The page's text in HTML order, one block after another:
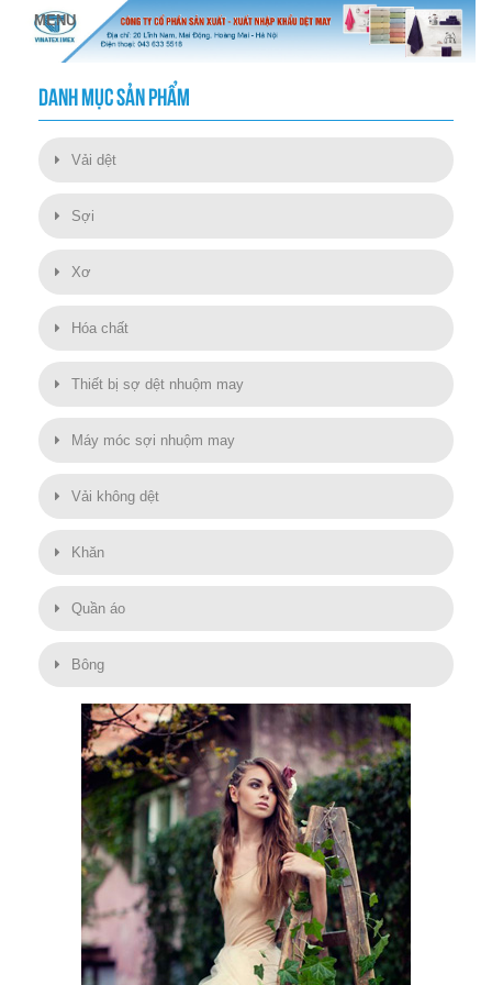
DANH MỤC SẢN PHẨM
Vải dệt
Sợi
Xơ
Hóa chất
Thiết bị sợ dệt nhuộm may
Máy móc sợi nhuộm may
Vải không dệt
Khăn
Quần áo
Bông